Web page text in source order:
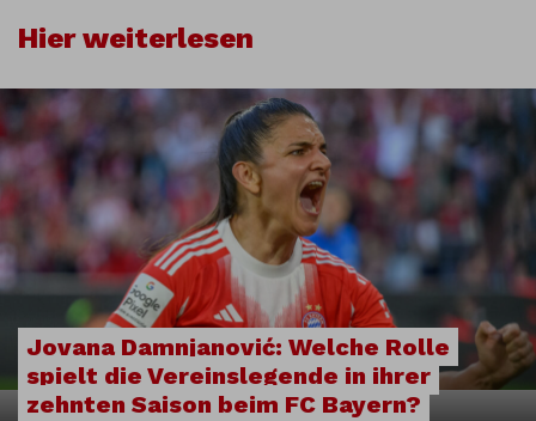
Hier weiterlesen
Jovana Damnjanović: Welche Rolle
spielt die Vereinslegende in ihrer
zehnten Saison beim FC Bayern?